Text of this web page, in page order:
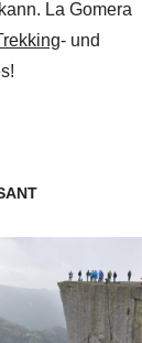
La Gomera
- und